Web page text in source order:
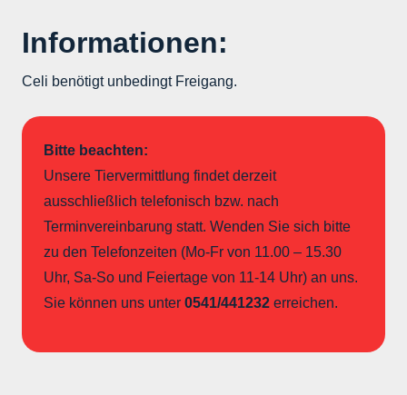
Informationen:
Celi benötigt unbedingt Freigang.
Bitte beachten:
Unsere Tiervermittlung findet derzeit
ausschließlich telefonisch bzw. nach
Terminvereinbarung statt. Wenden Sie sich bitte
zu den Telefonzeiten (Mo-Fr von 11.00 – 15.30
Uhr, Sa-So und Feiertage von 11-14 Uhr) an uns.
Sie können uns unter 0541/441232 erreichen.